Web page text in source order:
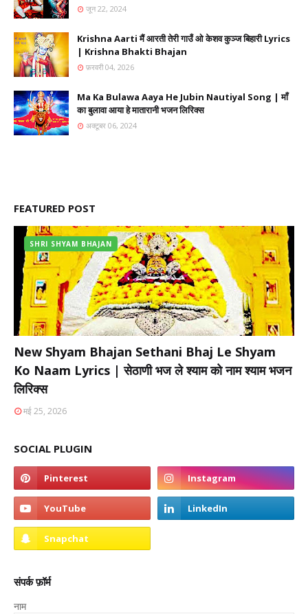
जून 22, 2024
Krishna Aarti मैं आरती तेरी गाउँ ओ केशव कुञ्ज बिहारी Lyrics
| Krishna Bhakti Bhajan
फ़रवरी 04, 2026
Ma Ka Bulawa Aaya He Jubin Nautiyal Song | माँ
का बुलावा आया हे मातारानी भजन लिरिक्स
अक्टूबर 06, 2024
FEATURED POST
SHRI SHYAM BHAJAN
New Shyam Bhajan Sethani Bhaj Le Shyam
Ko Naam Lyrics | सेठाणी भज ले श्याम को नाम श्याम भजन
लिरिक्स
मई 25, 2026
SOCIAL PLUGIN
संपर्क फ़ॉर्म
नाम